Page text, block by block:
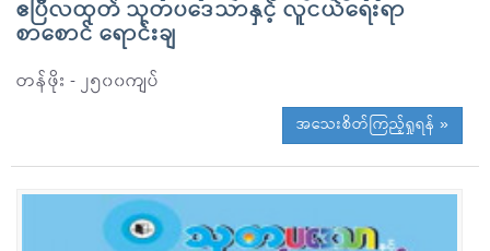
ဧပြီလထုတ် သုတပဒေသာနှင့် လူငယ်ရေးရာ
စာစောင် ရောင်းချ
တန်ဖိုး - ၂၅၀၀ကျပ်
အသေးစိတ်ကြည့်ရှုရန် »